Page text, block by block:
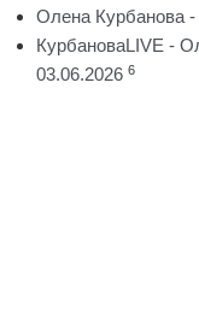
Олена Курбанова -
КурбановаLIVE -
03.06.2026 6